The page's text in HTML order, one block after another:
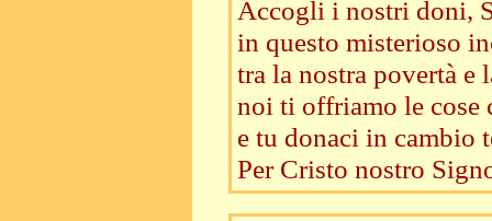
Accogli i nostri doni,
in questo misterioso
tra la nostra povertà e
noi ti offriamo le cose
e tu donaci in cambio
Per Cristo nostro